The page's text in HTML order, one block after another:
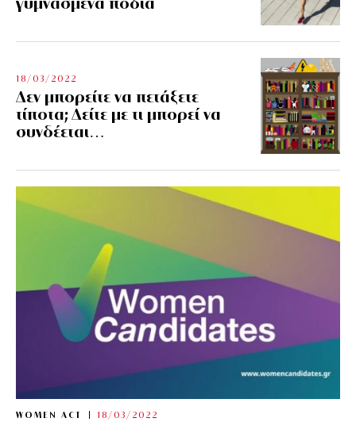
18/03/2022
Δεν μπορείτε να πετάξετε
τίποτα; Δείτε με τι μπορεί να
συνδέεται…
WOMEN ACT 18/03/2022